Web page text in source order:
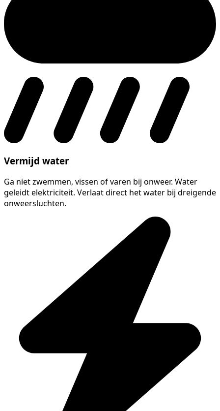
Vermijd water
Ga niet zwemmen, vissen of varen bij onweer. Water
geleidt elektriciteit. Verlaat direct het water bij dreigende
onweersluchten.